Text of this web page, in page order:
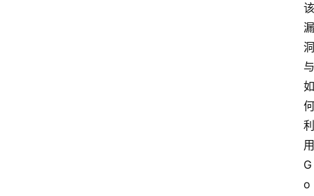
该
漏
洞
与
如
何
利
用
G
o